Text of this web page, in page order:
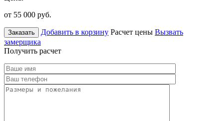
от 55 000 руб.
Заказать Добавить в корзину Расчет цены Вызвать
замерщика
Получить расчет